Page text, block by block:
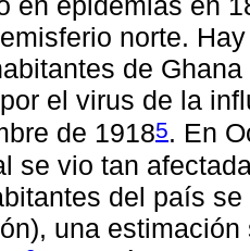
norte.
de
el virus de la
de 19185. En
se vio tan
del país
una